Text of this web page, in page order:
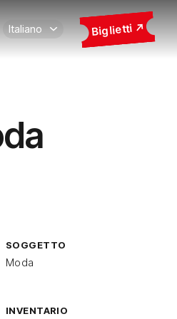
Biglietti
SOGGETTO
Moda
INVENTARIO